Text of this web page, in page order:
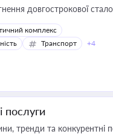
довгострокової
комплекс
Транспорт +4
послуги
тренди та конкурентні